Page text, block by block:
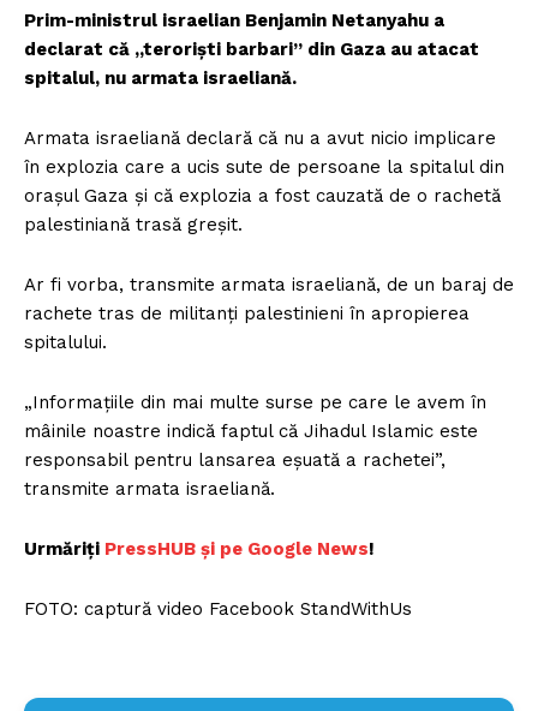
Prim-ministrul israelian Benjamin Netanyahu a
declarat că „teroriști barbari” din Gaza au atacat
spitalul, nu armata israeliană.
Armata israeliană declară că nu a avut nicio implicare
în explozia care a ucis sute de persoane la spitalul din
orașul Gaza și că explozia a fost cauzată de o rachetă
palestiniană trasă greșit.
Ar fi vorba, transmite armata israeliană, de un baraj de
rachete tras de militanți palestinieni în apropierea
spitalului.
„Informațiile din mai multe surse pe care le avem în
mâinile noastre indică faptul că Jihadul Islamic este
responsabil pentru lansarea eșuată a rachetei”,
transmite armata israeliană.
Urmăriți PressHUB și pe Google News!
FOTO: captură video Facebook StandWithUs